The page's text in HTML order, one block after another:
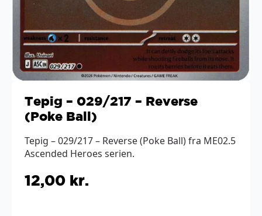
Tepig – 029/217 – Reverse
(Poke Ball)
Tepig – 029/217 – Reverse (Poke Ball) fra ME02.5
Ascended Heroes serien.
12,00 kr.